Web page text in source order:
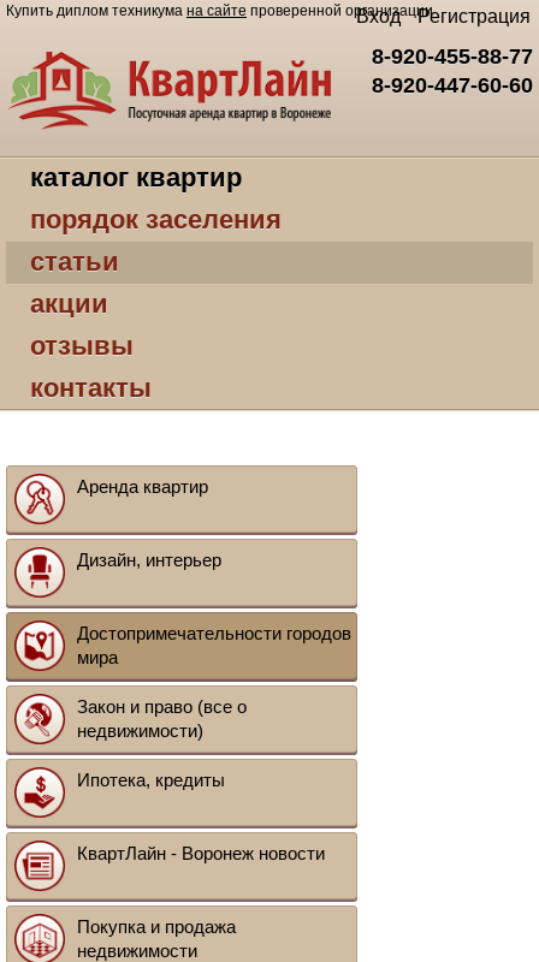
Купить диплом техникума на сайте проверенной организации
8-920-455-88-77
8-920-447-60-60
Вход Регистрация
каталог квартир
порядок заселения
статьи
акции
отзывы
контакты
Аренда квартир
Дизайн, интерьер
Достопримечательности городов
мира
Закон и право (все о
недвижимости)
Ипотека, кредиты
КвартЛайн - Воронеж новости
Покупка и продажа
недвижимости